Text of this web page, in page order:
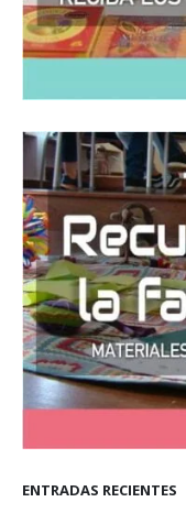
ENTRADAS RECIENTES